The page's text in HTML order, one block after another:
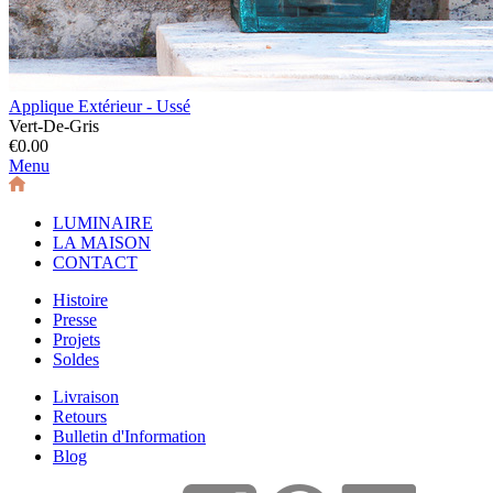
Applique Extérieur - Ussé
Vert-De-Gris
€0.00
Menu
LUMINAIRE
LA MAISON
CONTACT
Histoire
Presse
Projets
Soldes
Livraison
Retours
Bulletin d'Information
Blog